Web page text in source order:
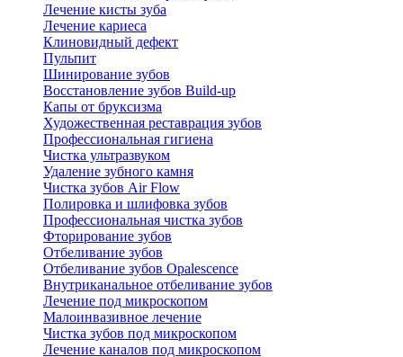
Лечение кисты зуба
Лечение кариеса
Клиновидный дефект
Пульпит
Шинирование зубов
Восстановление зубов Build-up
Капы от бруксизма
Художественная реставрация зубов
Профессиональная гигиена
Чистка ультразвуком
Удаление зубного камня
Чистка зубов Air Flow
Полировка и шлифовка зубов
Профессиональная чистка зубов
Фторирование зубов
Отбеливание зубов
Отбеливание зубов Opalescence
Внутриканальное отбеливание зубов
Лечение под микроскопом
Малоинвазивное лечение
Чистка зубов под микроскопом
Лечение каналов под микроскопом